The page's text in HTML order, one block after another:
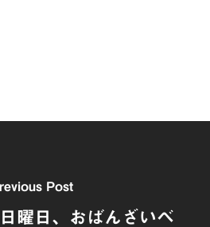
Post
曜日、おばんざいベ